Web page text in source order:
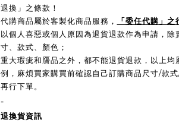
退換」之條款！
代購商品屬於客製化商品服務，
「委任代購」之
以個人喜惡或個人原因為退貨退款作為申請，除
寸、款式、顏色；
重大瑕疵和贗品之外，都不能退貨退款，以上均
例，麻煩買家購買前確認自己訂購商品尺寸/款
再行下單。
-
退換貨資訊